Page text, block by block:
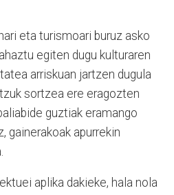
eta turismoari buruz asko
egiten dugu kulturaren
arriskuan jartzen dugula
sortzea ere eragozten
guztiak eramango
gainerakoak apurrekin
aplika dakieke, hala nola